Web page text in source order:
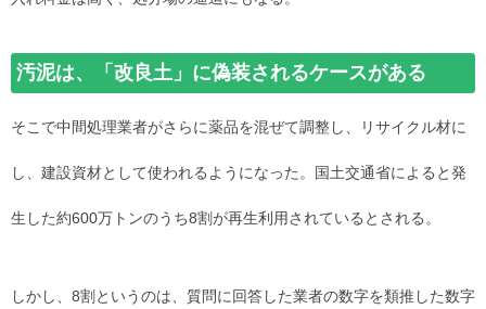
汚泥は、「改良土」に偽装されるケースがある
そこで中間処理業者がさらに薬品を混ぜて調整し、リサイクル材に
し、建設資材として使われるようになった。国土交通省によると発
生した約600万トンのうち8割が再生利用されているとされる。
しかし、8割というのは、質問に回答した業者の数字を類推した数字